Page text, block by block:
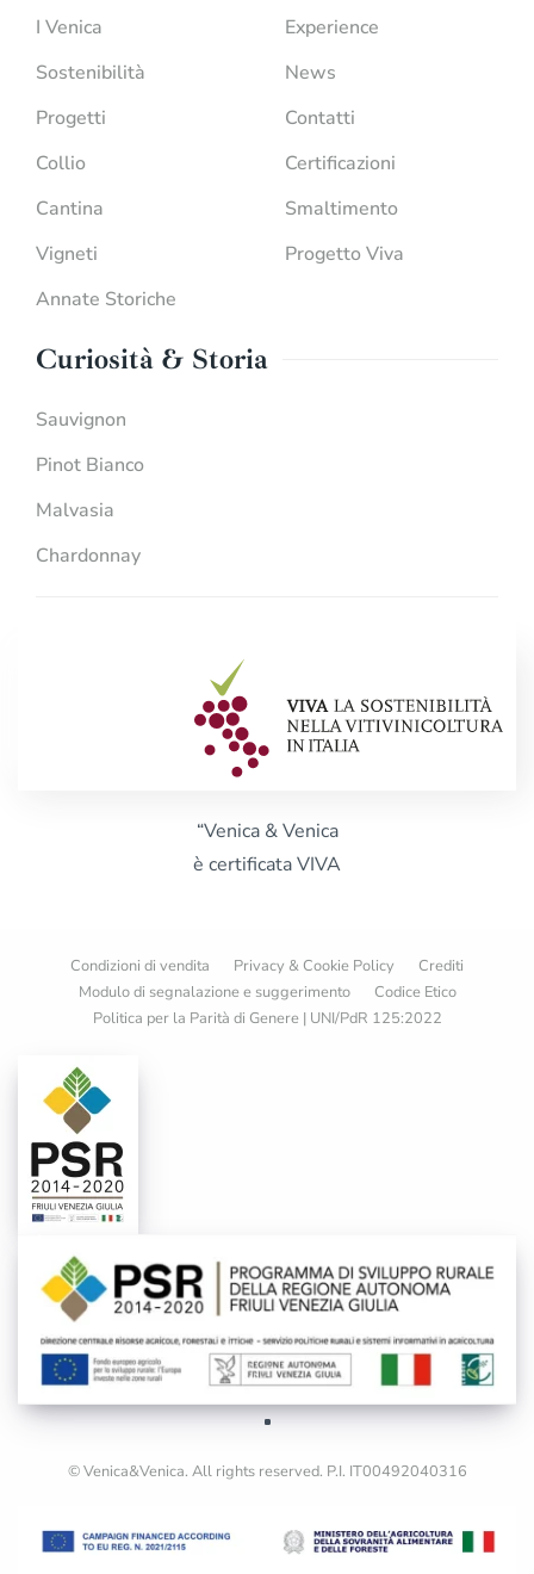
I Venica
Sostenibilità
Progetti
Collio
Cantina
Vigneti
Annate Storiche
Experience
News
Contatti
Certificazioni
Smaltimento
Progetto Viva
Curiosità & Storia
Sauvignon
Pinot Bianco
Malvasia
Chardonnay
“Venica & Venica
è certificata VIVA
Condizioni di vendita Privacy & Cookie Policy
Crediti
Modulo di segnalazione e suggerimento
Codice Etico
Politica per la Parità di Genere | UNI/PdR 125:2022
© Venica&Venica. All rights reserved. P.I. IT00492040316